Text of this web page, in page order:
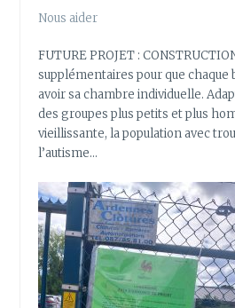
Nous aider
FUTURE PROJET :
supplémentaires pour que chaque
avoir sa chambre individuelle.
des groupes plus petits et plus
vieillissante, la population avec
l’autisme…